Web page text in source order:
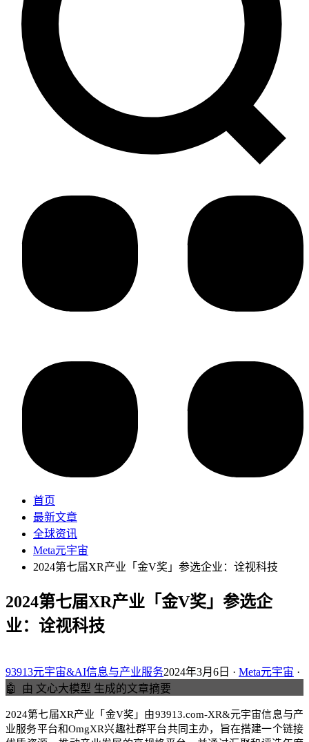
首页
最新文章
全球资讯
Meta元宇宙
2024第七届XR产业「金V奖」参选企业：诠视科技
2024第七届XR产业「金V奖」参选企
业：诠视科技
93913元宇宙&AI信息与产业服务2024年3月6日 · Meta元宇宙 ·
🤖
由 文心大模型 生成的文章摘要
2024第七届XR产业「金V奖」由93913.com-XR&元宇宙信息与产
业服务平台和OmgXR兴趣社群平台共同主办，旨在搭建一个链接